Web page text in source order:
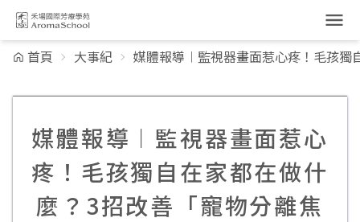
跳到主要內容
首頁 大事紀 媒體報導︱監視器畫面惹心疼！毛孩
媒體報導︱監視器畫面惹心
疼！毛孩獨自在家都在做什
麼？3招改善「寵物分離焦